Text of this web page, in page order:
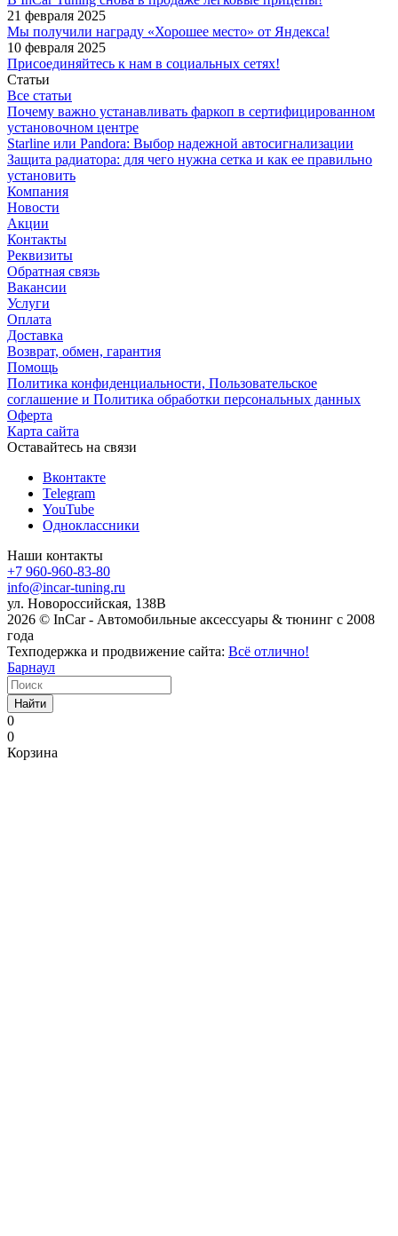
21 февраля 2025
Мы получили награду «Хорошее место» от Яндекса!
10 февраля 2025
Присоединяйтесь к нам в социальных сетях!
Статьи
Все статьи
Почему важно устанавливать фаркоп в сертифицированном
установочном центре
Starline или Pandora: Выбор надежной автосигнализации
Защита радиатора: для чего нужна сетка и как ее правильно
установить
Компания
Новости
Акции
Контакты
Реквизиты
Обратная связь
Вакансии
Услуги
Оплата
Доставка
Возврат, обмен, гарантия
Помощь
Политика конфиденциальности, Пользовательское
соглашение и Политика обработки персональных данных
Оферта
Карта сайта
Оставайтесь на связи
Вконтакте
Telegram
YouTube
Одноклассники
Наши контакты
+7 960-960-83-80
info@incar-tuning.ru
ул. Новороссийская, 138В
2026 © InCar - Автомобильные аксессуары & тюнинг с 2008
года
Техподержка и продвижение сайта: Всё отлично!
Барнаул
Найти
0
0
Корзина